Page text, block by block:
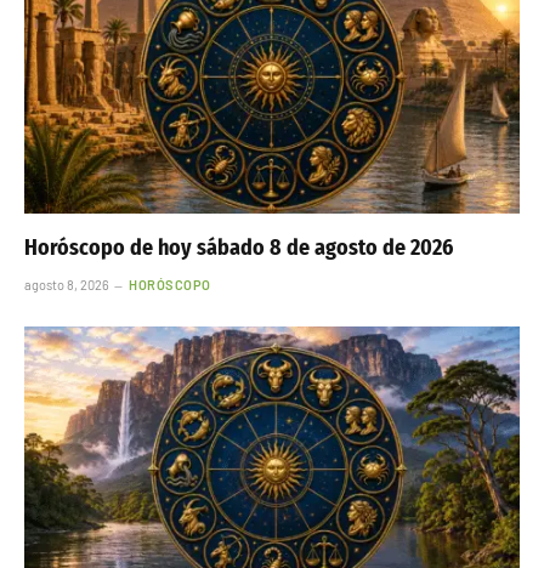
Horóscopo de hoy sábado 8 de agosto de 2026
agosto 8, 2026 HORÓSCOPO